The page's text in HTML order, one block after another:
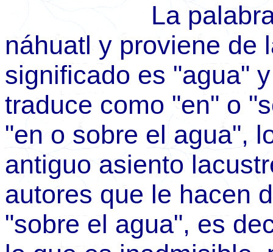
La palabra
náhuatl y proviene de
significado es "agua"
traduce como "en" o
"en o sobre el agua",
antiguo asiento
autores que le hacen
"sobre el agua", es